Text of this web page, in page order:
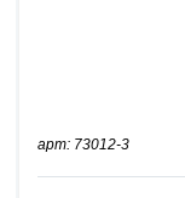
арт: 73012-3